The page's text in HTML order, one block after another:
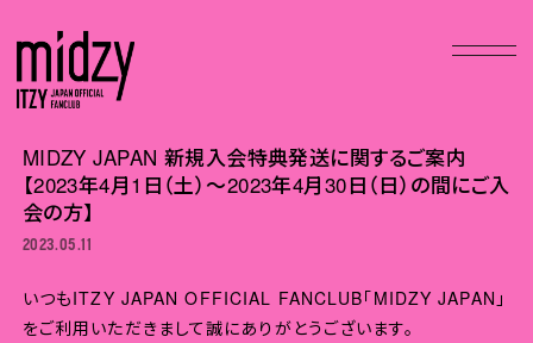
MIDZY JAPAN 新規入会特典発送に関するご案内
【2023年4月1日（土）～2023年4月30日（日）の間にご入
会の方】
2023.05.11
いつもITZY JAPAN OFFICIAL FANCLUB「MIDZY JAPAN」
をご利用いただきまして誠にありがとうございます。